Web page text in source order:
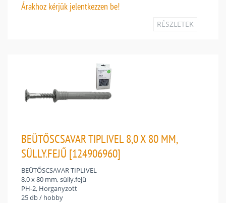
Árakhoz kérjük jelentkezzen be!
RÉSZLETEK
BEÜTŐSCSAVAR TIPLIVEL 8,0 X 80 MM,
SÜLLY.FEJŰ [124906960]
BEÜTŐSCSAVAR TIPLIVEL
8,0 x 80 mm, sülly.fejű
PH-2, Horganyzott
25 db / hobby